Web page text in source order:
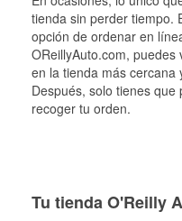
tienda sin perder tiempo.
opción de ordenar en
OReillyAuto.com,
en la tienda más
Después, solo tienes
recoger tu orden.
Tu tienda O'Reilly